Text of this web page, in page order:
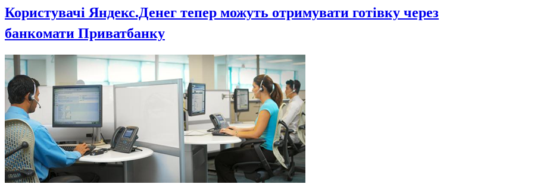
Користувачі Яндекс.Денег тепер можуть отримувати готівку через
банкомати Приватбанку